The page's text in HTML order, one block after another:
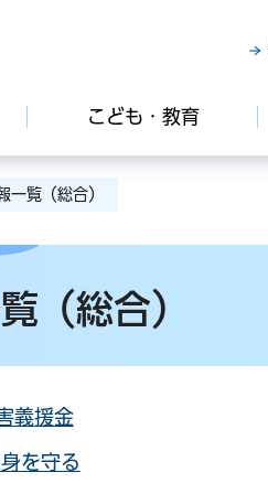
こども・教育
一覧（総合）
（総合）
義援金
を守る